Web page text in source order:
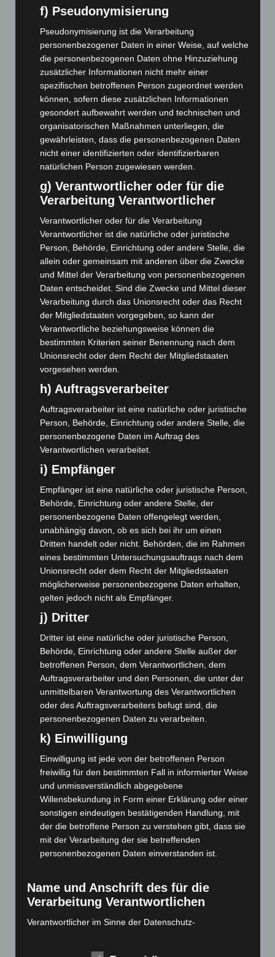
Juli 2025(90)
Juni 2025(103)
Mai 2025
April 2025(88)
März 2025(111)
Februar 2025
(96)
Januar 2025(88)
Dezember 2024(89)
November 2024 (94)
Oktober 2024(93)
September 2024(112)
August 2024(107)
Juli 2024(89)
Juni 2024
(107)
Mai 2024 (149)
April 2024(102)
März 2024(103)
Februar 2024(103)
Januar 2024(111)
Dezember 2023(130)
November 2023(130)
September 2023(133)
August 2023(134)
Juni 2023(142)
Mai 2023(139)
April 2023(155)
März 2023(174)
Februar 2023(154)
Januar 2023(140)
Dezember 2022(130)
November 2022
Oktober 2022(166)
September 2022(205)
August 2022(166)
Juli 2022(133)
Juni 2022(167)
Mai 2022(177)
April 2022(198)
März 2022(221)
Februar 2022(189)
Januar 2022(190)
Dezember 2021
(204)
November 2021(215)
Oktober 2021(171)
August 2021
(154)
Juli 2021(213)
Juni 2021(198)
f) Pseudonymisierung
Pseudonymisierung ist die Verarbeitung
personenbezogener Daten in einer Weise, auf welche
die personenbezogenen Daten ohne Hinzuziehung
zusätzlicher Informationen nicht mehr einer
spezifischen betroffenen Person zugeordnet werden
können, sofern diese zusätzlichen Informationen
gesondert aufbewahrt werden und technischen und
organisatorischen Maßnahmen unterliegen, die
gewährleisten, dass die personenbezogenen Daten
nicht einer identifizierten oder identifizierbaren
natürlichen Person zugewiesen werden.
g) Verantwortlicher oder für die
Verarbeitung Verantwortlicher
Verantwortlicher oder für die Verarbeitung
Verantwortlicher ist die natürliche oder juristische
Person, Behörde, Einrichtung oder andere Stelle, die
allein oder gemeinsam mit anderen über die Zwecke
und Mittel der Verarbeitung von personenbezogenen
Daten entscheidet. Sind die Zwecke und Mittel dieser
Verarbeitung durch das Unionsrecht oder das Recht
der Mitgliedstaaten vorgegeben, so kann der
Verantwortliche beziehungsweise können die
bestimmten Kriterien seiner Benennung nach dem
Unionsrecht oder dem Recht der Mitgliedstaaten
vorgesehen werden.
h) Auftragsverarbeiter
Auftragsverarbeiter ist eine natürliche oder juristische
Person, Behörde, Einrichtung oder andere Stelle, die
personenbezogene Daten im Auftrag des
Verantwortlichen verarbeitet.
i) Empfänger
Empfänger ist eine natürliche oder juristische Person,
Behörde, Einrichtung oder andere Stelle, der
personenbezogene Daten offengelegt werden,
unabhängig davon, ob es sich bei ihr um einen
Dritten handelt oder nicht. Behörden, die im Rahmen
eines bestimmten Untersuchungsauftrags nach dem
Unionsrecht oder dem Recht der Mitgliedstaaten
möglicherweise personenbezogene Daten erhalten,
gelten jedoch nicht als Empfänger.
j) Dritter
Dritter ist eine natürliche oder juristische Person,
Behörde, Einrichtung oder andere Stelle außer der
betroffenen Person, dem Verantwortlichen, dem
Auftragsverarbeiter und den Personen, die unter der
unmittelbaren Verantwortung des Verantwortlichen
oder des Auftragsverarbeiters befugt sind, die
personenbezogenen Daten zu verarbeiten.
k) Einwilligung
Einwilligung ist jede von der betroffenen Person
freiwillig für den bestimmten Fall in informierter Weise
und unmissverständlich abgegebene
Willensbekundung in Form einer Erklärung oder einer
sonstigen eindeutigen bestätigenden Handlung, mit
der die betroffene Person zu verstehen gibt, dass sie
mit der Verarbeitung der sie betreffenden
personenbezogenen Daten einverstanden ist.
Name und Anschrift des für die
Verarbeitung Verantwortlichen
Verantwortlicher im Sinne der Datenschutz-
Europäischen Union geltenden Datenschutzgesetze und